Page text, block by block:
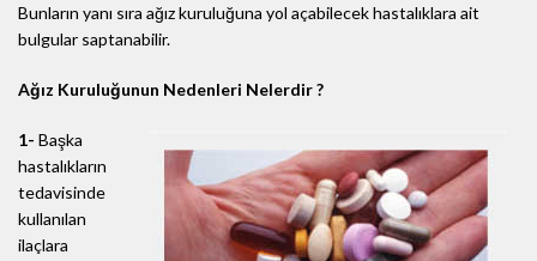
Bunların yanı sıra ağız kuruluğuna yol açabilecek hastalıklara ait
bulgular saptanabilir.
Ağız Kuruluğunun Nedenleri Nelerdir ?
1- Başka
hastalıkların
tedavisinde
kullanılan
ilaçlara